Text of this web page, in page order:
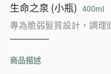
生命之泉 (小瓶) 400ml
專為脆弱髮質設計，調理
商品描述